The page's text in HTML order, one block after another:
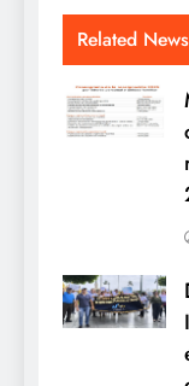
Related News